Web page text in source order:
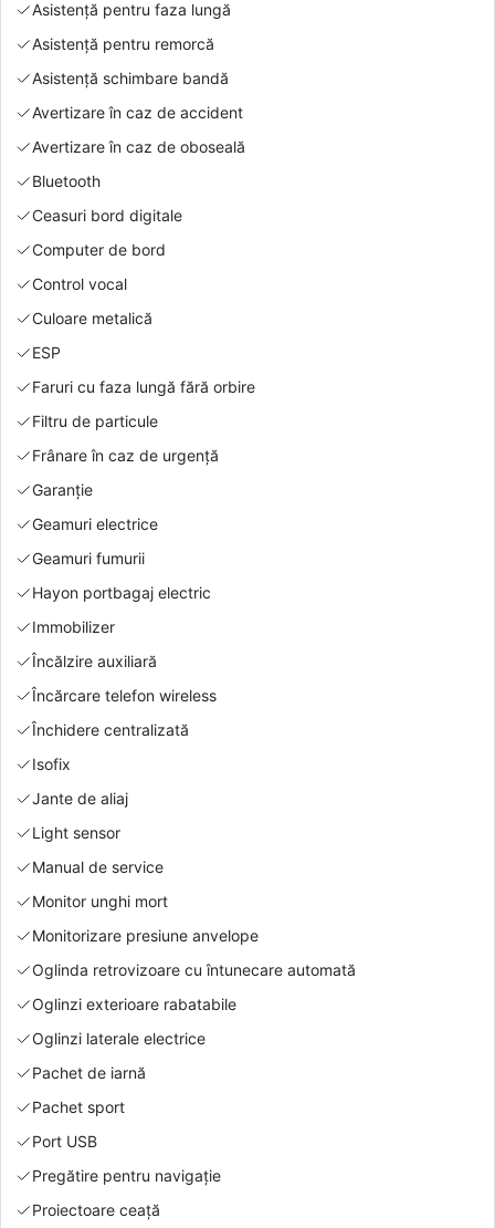
Asistență pentru faza lungă
Asistență pentru remorcă
Asistență schimbare bandă
Avertizare în caz de accident
Avertizare în caz de oboseală
Bluetooth
Ceasuri bord digitale
Computer de bord
Control vocal
Culoare metalică
ESP
Faruri cu faza lungă fără orbire
Filtru de particule
Frânare în caz de urgență
Garanție
Geamuri electrice
Geamuri fumurii
Hayon portbagaj electric
Immobilizer
Încălzire auxiliară
Încărcare telefon wireless
Închidere centralizată
Isofix
Jante de aliaj
Light sensor
Manual de service
Monitor unghi mort
Monitorizare presiune anvelope
Oglinda retrovizoare cu întunecare automată
Oglinzi exterioare rabatabile
Oglinzi laterale electrice
Pachet de iarnă
Pachet sport
Port USB
Pregătire pentru navigație
Proiectoare ceață